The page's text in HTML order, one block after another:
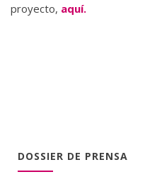
proyecto, aquí.
DOSSIER DE PRENSA